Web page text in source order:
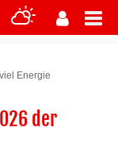
Energie
der